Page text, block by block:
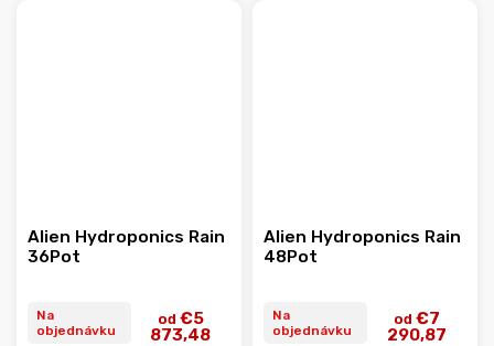
Alien Hydroponics Rain
36Pot
Na
objednávku
od €5
873,48
Alien Hydroponics Rain
48Pot
Na
objednávku
od €7
290,87